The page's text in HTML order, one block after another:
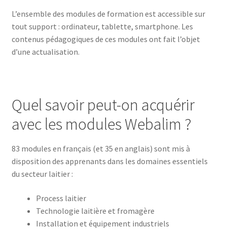
L’ensemble des modules de formation est accessible sur
tout support : ordinateur, tablette, smartphone. Les
contenus pédagogiques de ces modules ont fait l’objet
d’une actualisation.
Quel savoir peut-on acquérir
avec les modules Webalim ?
83 modules en français (et 35 en anglais) sont mis à
disposition des apprenants dans les domaines essentiels
du secteur laitier :
Process laitier
Technologie laitière et fromagère
Installation et équipement industriels